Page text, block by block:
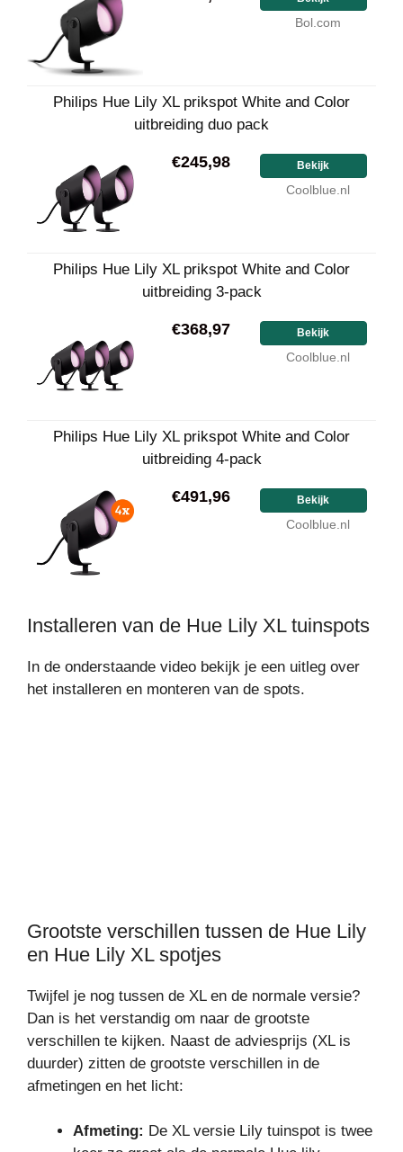
Bol.com
Philips Hue Lily XL prikspot White and Color
uitbreiding duo pack
€245,98 Bekijk
Coolblue.nl
Philips Hue Lily XL prikspot White and Color
uitbreiding 3-pack
€368,97 Bekijk
Coolblue.nl
Philips Hue Lily XL prikspot White and Color
uitbreiding 4-pack
€491,96 Bekijk
Coolblue.nl
Installeren van de Hue Lily XL tuinspots
In de onderstaande video bekijk je een uitleg over
het installeren en monteren van de spots.
Grootste verschillen tussen de Hue Lily
en Hue Lily XL spotjes
Twijfel je nog tussen de XL en de normale versie?
Dan is het verstandig om naar de grootste
verschillen te kijken. Naast de adviesprijs (XL is
duurder) zitten de grootste verschillen in de
afmetingen en het licht:
Afmeting: De XL versie Lily tuinspot is twee